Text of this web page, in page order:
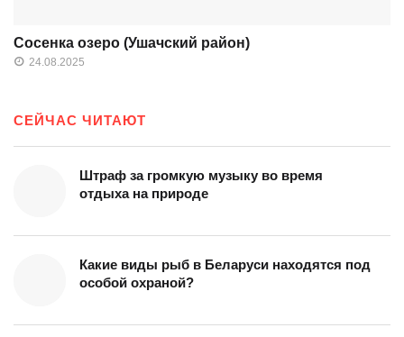
Сосенка озеро (Ушачский район)
24.08.2025
СЕЙЧАС ЧИТАЮТ
Штраф за громкую музыку во время
отдыха на природе
Какие виды рыб в Беларуси находятся под
особой охраной?